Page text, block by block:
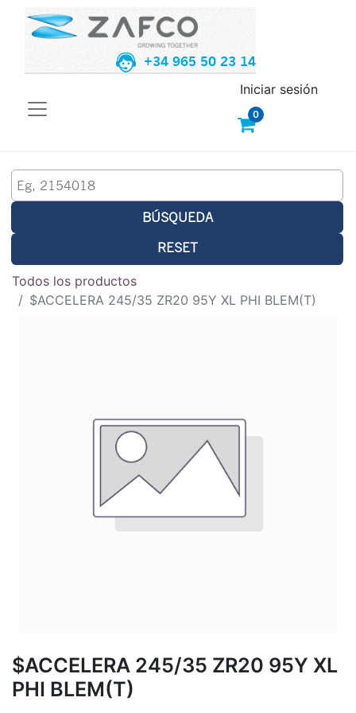
+34 965 50 23 14
0
Iniciar sesión
BÚSQUEDA
RESET
Todos los productos
$ACCELERA 245/35 ZR20 95Y XL PHI BLEM(T)
$ACCELERA 245/35 ZR20 95Y XL
PHI BLEM(T)